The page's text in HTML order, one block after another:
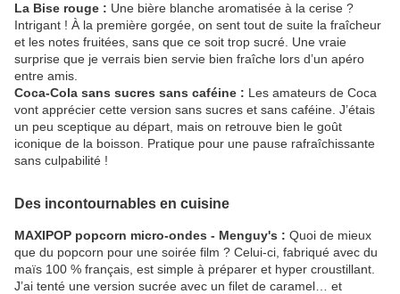
La Bise rouge : Une bière blanche aromatisée à la cerise ?
Intrigant ! À la première gorgée, on sent tout de suite la fraîcheur
et les notes fruitées, sans que ce soit trop sucré. Une vraie
surprise que je verrais bien servie bien fraîche lors d’un apéro
entre amis.
Coca-Cola sans sucres sans caféine : Les amateurs de Coca
vont apprécier cette version sans sucres et sans caféine. J’étais
un peu sceptique au départ, mais on retrouve bien le goût
iconique de la boisson. Pratique pour une pause rafraîchissante
sans culpabilité !
Des incontournables en cuisine
MAXIPOP popcorn micro-ondes - Menguy's : Quoi de mieux
que du popcorn pour une soirée film ? Celui-ci, fabriqué avec du
maïs 100 % français, est simple à préparer et hyper croustillant.
J’ai tenté une version sucrée avec un filet de caramel… et